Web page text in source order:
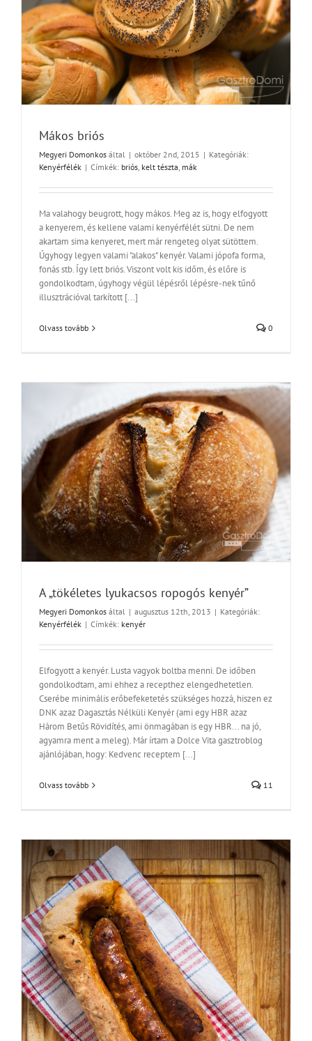
Mákos briós
Megyeri Domonkos által | október 2nd, 2015 | Kategóriák:
Kenyérfélék | Címkék: briós, kelt tészta, mák
Ma valahogy beugrott, hogy mákos. Meg az is, hogy elfogyott
a kenyerem, és kellene valami kenyérfélét sütni. De nem
akartam sima kenyeret, mert már rengeteg olyat sütöttem.
Úgyhogy legyen valami "alakos" kenyér. Valami jópofa forma,
fonás stb. Így lett briós. Viszont volt kis időm, és előre is
gondolkodtam, úgyhogy végül lépésről lépésre-nek tűnő
illusztrációval tarkított [...]
Olvass tovább 0
A „tökéletes lyukacsos ropogós kenyér”
Megyeri Domonkos által | augusztus 12th, 2013 | Kategóriák:
Kenyérfélék | Címkék: kenyér
Elfogyott a kenyér. Lusta vagyok boltba menni. De időben
gondolkodtam, ami ehhez a recepthez elengedhetetlen.
Cserébe minimális erőbefeketetés szükséges hozzá, hiszen ez
DNK azaz Dagasztás Nélküli Kenyér (ami egy HBR azaz
Három Betűs Rövidítés, ami önmagában is egy HBR... na jó,
agyamra ment a meleg). Már írtam a Dolce Vita gasztroblog
ajánlójában, hogy: Kedvenc receptem [...]
Olvass tovább 11